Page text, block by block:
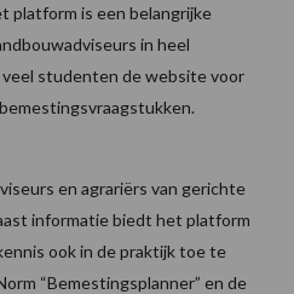
platform is een belangrijke
in heel
studenten de website voor
en agrariërs van gerichte
informatie biedt het platform
ook in de praktijk toe te
“Bemestingsplanner” en de